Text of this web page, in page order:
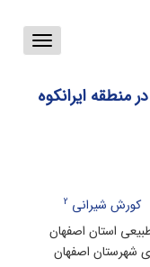
Toggle
منطقه ایرانکوه
کورش شیرانی 2
استان اصفهان
شهرستان اصفهان